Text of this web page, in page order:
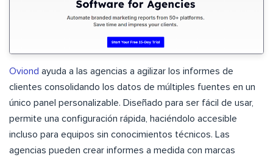
Oviond ayuda a las agencias a agilizar los informes de
clientes consolidando los datos de múltiples fuentes en un
único panel personalizable. Diseñado para ser fácil de usar,
permite una configuración rápida, haciéndolo accesible
incluso para equipos sin conocimientos técnicos. Las
agencias pueden crear informes a medida con marcas